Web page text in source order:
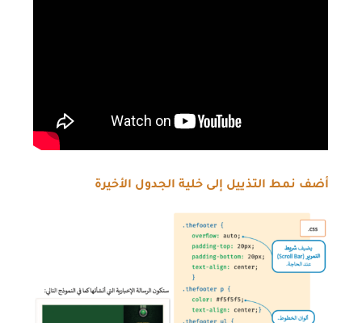
أضف نمط التذييل إلى خلية الجدول الأخيرة